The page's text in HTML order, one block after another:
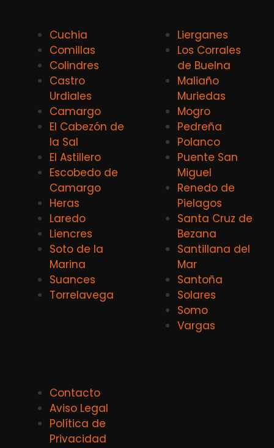
Cuchia
Comillas
Colindres
Castro
Urdiales
Camargo
El Cabezón de
la Sal
El Astillero
Escobedo de
Camargo
Heras
Laredo
Liencres
Soto de la
Marina
Suances
Torrelavega
Lierganes
Los Corrales
de Buelna
Maliaño
Muriedas
Mogro
Pedreña
Polanco
Puente San
Miguel
Renedo de
Pielagos
Santa Cruz de
Bezana
Santillana del
Mar
Santoña
Solares
Somo
Vargas
Contacto
Aviso Legal
Política de
Privacidad